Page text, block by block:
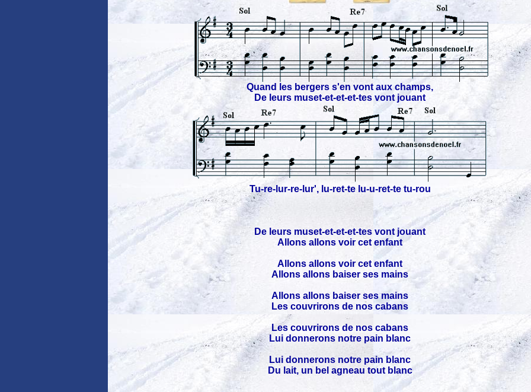
Quand les bergers s'en vont aux champs,
De leurs muset-et-et-et-tes vont jouant
Tu-re-lur-re-lur', lu-ret-te lu-u-ret-te tu-rou
De leurs muset-et-et-et-tes vont jouant
Allons allons voir cet enfant
Allons allons voir cet enfant
Allons allons baiser ses mains
Allons allons baiser ses mains
Les couvrirons de nos cabans
Les couvrirons de nos cabans
Lui donnerons notre pain blanc
Lui donnerons notre pain blanc
Du lait, un bel agneau tout blanc